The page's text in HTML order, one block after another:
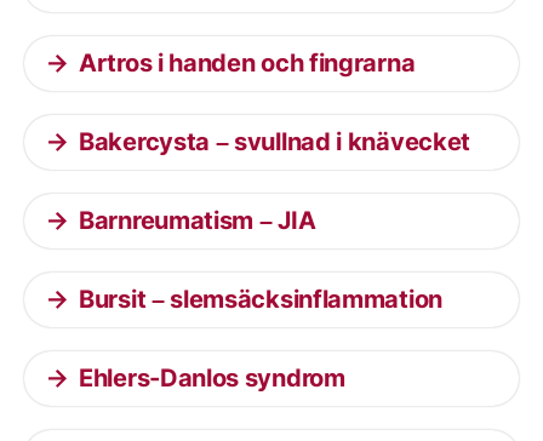
Artros i handen och fingrarna
Bakercysta – svullnad i knävecket
Barnreumatism – JIA
Bursit – slemsäcksinflammation
Ehlers-Danlos syndrom